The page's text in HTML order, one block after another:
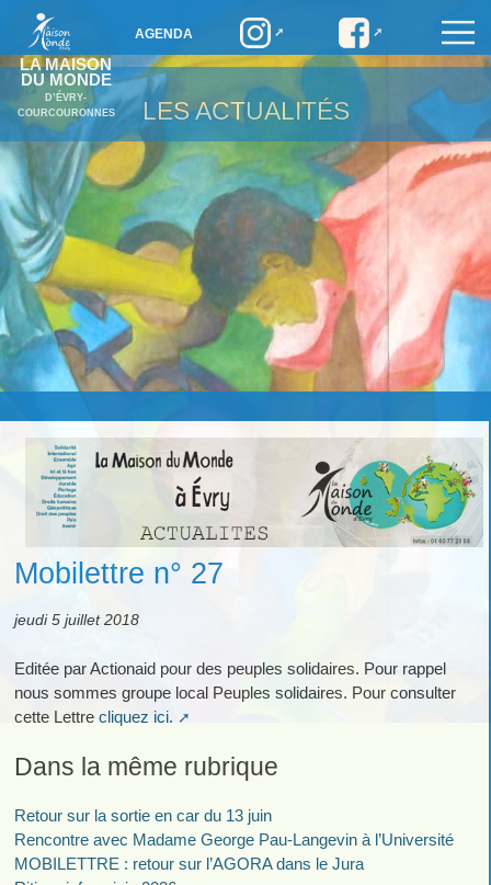
LA MAISON
DU MONDE
D’ÉVRY-
COURCOURONNES
AGENDA
LES ACTUALITÉS
Mobilettre n° 27
jeudi 5 juillet 2018
Editée par Actionaid pour des peuples solidaires. Pour rappel
nous sommes groupe local Peuples solidaires. Pour consulter
cette Lettre cliquez ici.
Dans la même rubrique
Retour sur la sortie en car du 13 juin
Rencontre avec Madame George Pau-Langevin à l’Université
MOBILETTRE : retour sur l’AGORA dans le Jura